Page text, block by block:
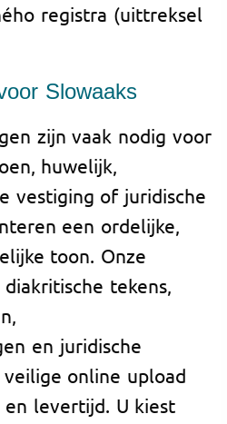
registra (uittreksel
Slowaaks
zijn vaak nodig voor
huwelijk,
vestiging of juridische
een ordelijke,
toon. Onze
tekens,
en juridische
online upload
levertijd. U kiest